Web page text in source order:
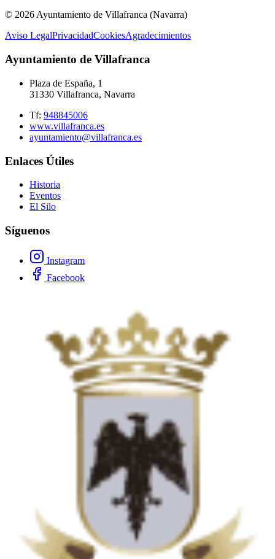
© 2026 Ayuntamiento de Villafranca (Navarra)
Aviso LegalPrivacidadCookiesAgradecimientos
Ayuntamiento de Villafranca
Plaza de España, 1
31330 Villafranca, Navarra
Tf: 948845006
www.villafranca.es
ayuntamiento@villafranca.es
Enlaces Útiles
Historia
Eventos
El Silo
Síguenos
Instagram
Facebook